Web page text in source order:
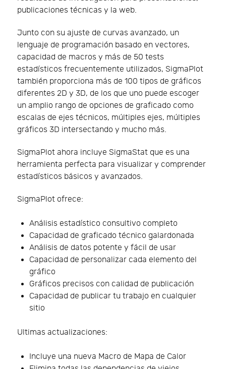
publicaciones técnicas y la web.
Junto con su ajuste de curvas avanzado, un
lenguaje de programación basado en vectores,
capacidad de macros y más de 50 tests
estadísticos frecuentemente utilizados, SigmaPlot
también proporciona más de 100 tipos de gráficos
diferentes 2D y 3D, de los que uno puede escoger
un amplio rango de opciones de graficado como
escalas de ejes técnicos, múltiples ejes, múltiples
gráficos 3D intersectando y mucho más.
SigmaPlot ahora incluye SigmaStat que es una
herramienta perfecta para visualizar y comprender
estadísticos básicos y avanzados.
SigmaPlot ofrece:
Análisis estadístico consultivo completo
Capacidad de graficado técnico galardonada
Análisis de datos potente y fácil de usar
Capacidad de personalizar cada elemento del
gráfico
Gráficos precisos con calidad de publicación
Capacidad de publicar tu trabajo en cualquier
sitio
Ultimas actualizaciones:
Incluye una nueva Macro de Mapa de Calor